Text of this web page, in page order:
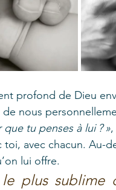
profond de Dieu
de nous
tu penses à lui ? »
toi, avec chacun. Au-
lui offre.
le plus